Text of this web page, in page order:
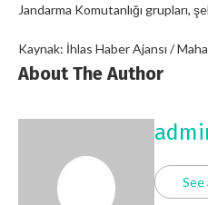
Jandarma Komutanlığı grupları,
Kaynak: İhlas Haber Ajansı /
About The Author